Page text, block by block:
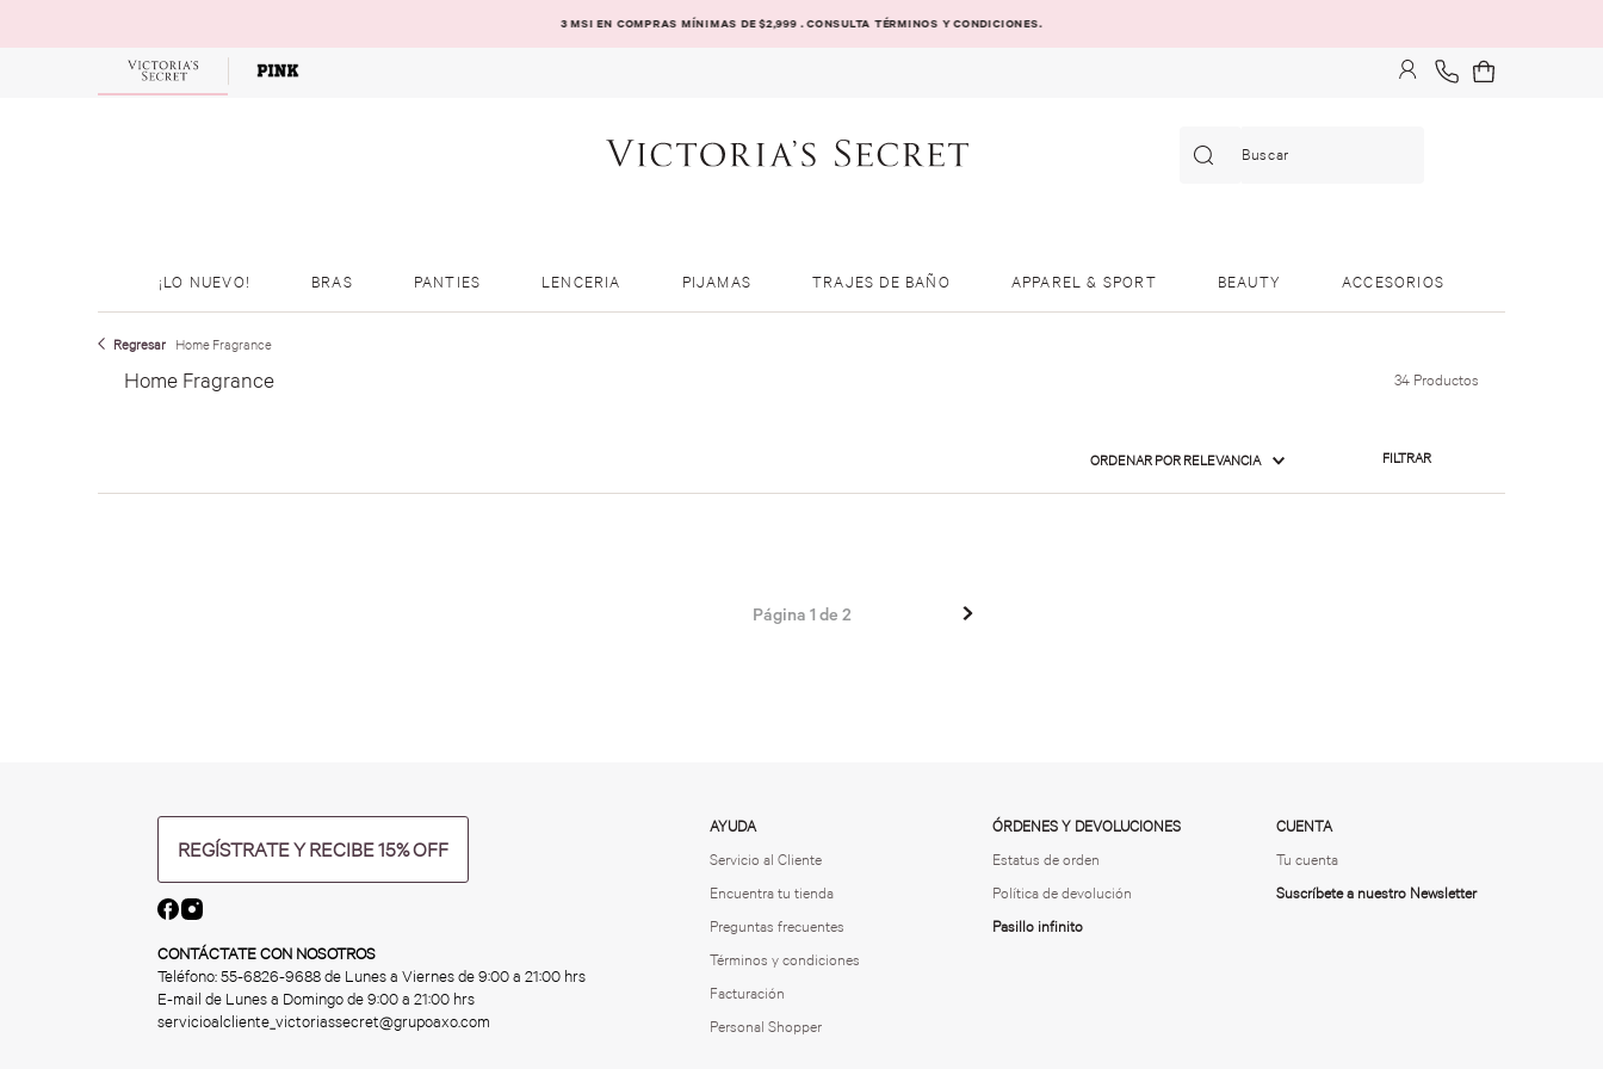
3 MSI EN COMPRAS MÍNIMAS DE $2,999 . CONSULTA TÉRMINOS Y CONDICIONES.
¡LO NUEVO! BRAS PANTIES LENCERIA PIJAMAS TRAJES DE BAÑO APPAREL & SPORT BEAUTY ACCESORIOS
Home Fragrance
Home Fragrance 34 Productos
ORDENAR POR RELEVANCIA FILTRAR
Página 1 de 2
REGÍSTRATE Y RECIBE 15% OFF
CONTÁCTATE CON NOSOTROS
Teléfono:55-6826-9688de Lunes a Viernes de 9:00 a 21:00 hrs
E-mail de Lunes a Domingo de 9:00 a 21:00 hrs
servicioalcliente_victoriassecret@grupoaxo.com
AYUDA
Servicio al Cliente
Encuentra tu tienda
Preguntas frecuentes
Términos y condiciones
Facturación
Personal Shopper
ÓRDENES Y DEVOLUCIONES
Estatus de orden
Política de devolución
Pasillo infinito
CUENTA
Tu cuenta
Suscríbete a nuestro Newsletter